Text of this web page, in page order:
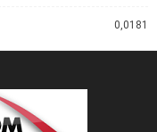
0,0181